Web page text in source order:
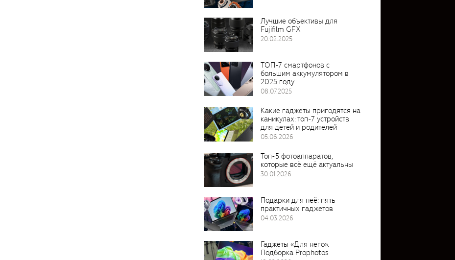
Лучшие объективы для
Fujifilm GFX
20.02.2025
ТОП-7 смартфонов с
большим аккумулятором в
2025 году
08.07.2025
Какие гаджеты пригодятся на
каникулах: топ-7 устройств
для детей и родителей
05.06.2026
Топ-5 фотоаппаратов,
которые всё ещё актуальны
30.01.2026
Подарки для неё: пять
практичных гаджетов
04.03.2026
Гаджеты «Для него».
Подборка Prophotos